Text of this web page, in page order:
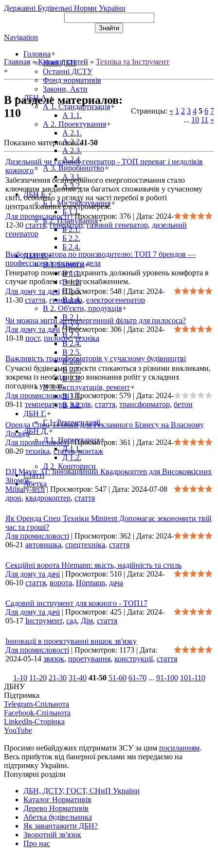
Державні Будівельні Норми України
Navigation
Головна+
Нові ДБН
Останні ДСТУ
Фонд нормативів
Закони, Акти
ДБН А.+
А 1. Стандартизація+
А 1.1.
А 2. Проектування+
А 2.1.
А 2.2.
А 2.3.
А 2.4.
А 3. Виробництво+
А 3.1.
А 3.2.
ДБН Б.+
Б 1. Містобудування+
Б 1.1.
Б 2. Планування+
Б 2.1.
Б 2.2.
Б 2.4.
ДБН В.+
В 1. Вимоги+
В 1.1.
В 1.2.
В 1.3.
В 1.4.
В 2. Об'єкти, продукція+
В 2.1.
В 2.2.
В 2.3.
В 2.4.
В 2.5.
В 2.6.
В 2.7.
В 2.8.
В 3. Експлуатація, ремонт+
В 3.1.
В 3.2.
ДБН Г.+
Г 1. Рекомендації
ДБН Д.+
Д 1. Нормування+
Д 1.1.
Д 1.2.
Д 2. Кошториси
Статті
Абетка
Главная » Каталог статей » Техніка та Інструмент
»
В разделе материалов:
110
Показано материалов:41-50
Страницы: « 1 2 3 4 5 6 7
... 10 11 »
Дизельний чи газовий генератор - ТОП переваг і недоліків
кожного
Забезпечення безперебійного енергопостачання стало
ключовим завданням для багатьох споживачів у сучасному
світі, особливо з огляду на часті перебої в роботі
централізованих електромереж.
Для промисловості|Просмотров: 376 | Дата: 2024-
12-30 стаття,генератор,газовий генератор, дизельний
генератор
Выбор генератора по производителю: ТОП 7 брендов —
профессионалов своего дела
Генератор помогает сохранить должный уровень комфорта в
случае проблем с энергоснабжением.
Для дому та дачі |Просмотров: 548 | Дата: 2024-
11-30 стаття, генератор, електрогенератор
Чи можна мити антиалергенний фільтр для пилососа?
Для дому та дачі |Просмотров: 306 | Дата: 2024-
10-18 пост, пилосос,техніка
Важливість трансформаторів у сучасному будівництві
Сучасні будівельні проєкти стикаються з різними викликами,
зокрема із необхідністю виконання робіт у складних
погодних умовах.
Для промисловості|Просмотров: 579 | Дата: 2024-
09-11 температура, нагрів, стаття, трансформатор, бетон
Оренда Спец-Техніки для Рекламного Бізнесу на Власному
Досвіді
Для промисловості|Просмотров: 361 | Дата: 2024-
08-20 техніка, стаття,монтаж
DJI Mavic 3T: Інноваційний Квадрокоптер для Високоякісних
Зйомок
Military-tech| Просмотров: 547 | Дата: 2024-07-08
дрон, квадрокоптер, стаття
Як Оренда Спец Техніки Minirent Допомагає зекономити твій
час та гроші?
Для промисловості | Просмотров: 362 | Дата: 2024-
06-21 автовишка, спецтехніка, стаття
Секційні ворота Hörmann: якість, надійність та стиль
Для дому та дачі | Просмотров: 510 | Дата: 2024-
06-10 стаття, ворота, Hörmann, дача
Садовий інструмент для кожного - ТОП17
Для дому та дачі | Просмотров: 425 | Дата: 2024-
05-17 Інструмент, сад, Дім, стаття
Інновації в проектуванні вишок зв'язку
Для промисловості | Просмотров: 1173 | Дата:
2024-05-14 звязок, проетування, конструкції, стаття
1-10 11-20 21-30 31-40 41-50 51-60 61-70 ... 91-100 101-110
ДБНУ
Підтримка
Telegram-Спільнота
Facebook-Спільнота
LinkedIn-Сторінка
YouTube
Просимо небайдужих підтримати ЗСУ за цим посиланням.
Весь прибуток від банерної реклами ми передаємо на
підтримку України.
Популярні розділи
ДБН, ДСТУ, ГОСТ, СНиП України
Каталог Нормативів
Дерево Нормативів
Абетка будівельника
Як завантажити ДБН?
Зворотній зв'язок
Про нас